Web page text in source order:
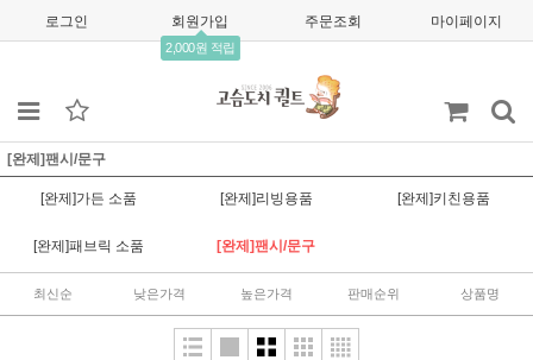
로그인 회원가입
2,000원 적립
주문조회 마이페이지
[완제]팬시/문구
[완제]가든 소품 [완제]리빙용품 [완제]키친용품
[완제]패브릭 소품 [완제]팬시/문구
최신순 낮은가격 높은가격 판매순위 상품명